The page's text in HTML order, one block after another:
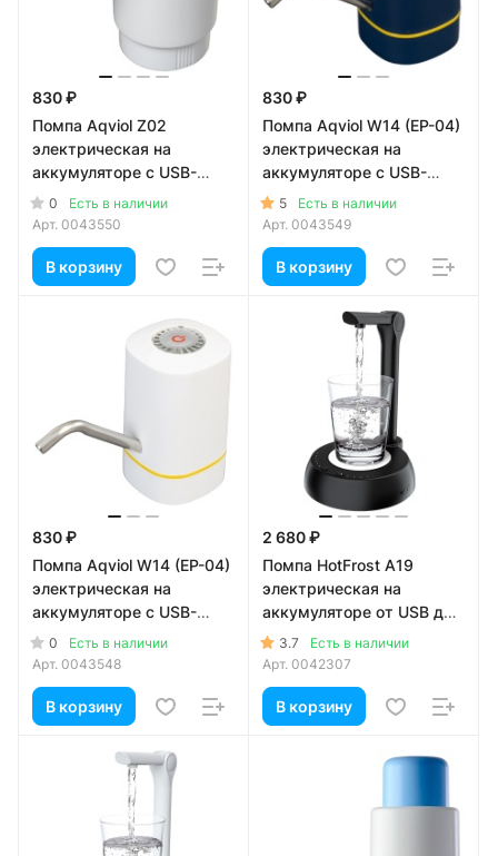
830 ₽
Помпа Aqviol Z02
электрическая на
аккумуляторе с USB-
адаптером для 19л
бутылей, белая
0
Есть в наличии
Арт. 0043550
В корзину
830 ₽
Помпа Aqviol W14 (EP-04)
электрическая на
аккумуляторе с USB-
адаптером для 19л
бутылей, синяя
5
Есть в наличии
Арт. 0043549
В корзину
830 ₽
Помпа Aqviol W14 (EP-04)
электрическая на
аккумуляторе с USB-
адаптером для 19л
бутылей, белая
0
Есть в наличии
Арт. 0043548
В корзину
2 680 ₽
Помпа HotFrost A19
электрическая на
аккумуляторе от USB для
5-19л бутылей, черная (в
коробке)
3.7
Есть в наличии
Арт. 0042307
В корзину